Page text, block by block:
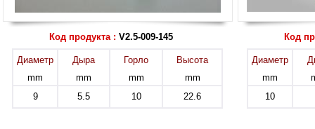
Код продукта : V2.5-009-145
Диаметр
mm
Дыра
mm
Горло
mm
Высота
mm
9
5.5 10 22.6
Код
Диаметр
mm
10